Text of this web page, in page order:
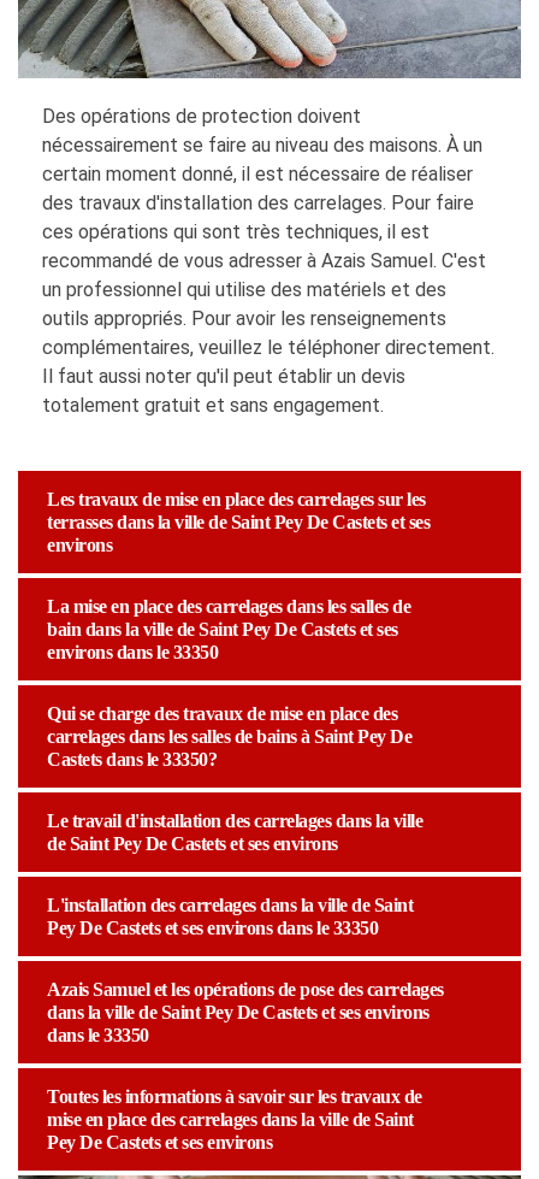
Des opérations de protection doivent
nécessairement se faire au niveau des maisons. À un
certain moment donné, il est nécessaire de réaliser
des travaux d'installation des carrelages. Pour faire
ces opérations qui sont très techniques, il est
recommandé de vous adresser à Azais Samuel. C'est
un professionnel qui utilise des matériels et des
outils appropriés. Pour avoir les renseignements
complémentaires, veuillez le téléphoner directement.
Il faut aussi noter qu'il peut établir un devis
totalement gratuit et sans engagement.
Les travaux de mise en place des carrelages sur les
terrasses dans la ville de Saint Pey De Castets et ses
environs
La mise en place des carrelages dans les salles de
bain dans la ville de Saint Pey De Castets et ses
environs dans le 33350
Qui se charge des travaux de mise en place des
carrelages dans les salles de bains à Saint Pey De
Castets dans le 33350?
Le travail d'installation des carrelages dans la ville
de Saint Pey De Castets et ses environs
L'installation des carrelages dans la ville de Saint
Pey De Castets et ses environs dans le 33350
Azais Samuel et les opérations de pose des carrelages
dans la ville de Saint Pey De Castets et ses environs
dans le 33350
Toutes les informations à savoir sur les travaux de
mise en place des carrelages dans la ville de Saint
Pey De Castets et ses environs